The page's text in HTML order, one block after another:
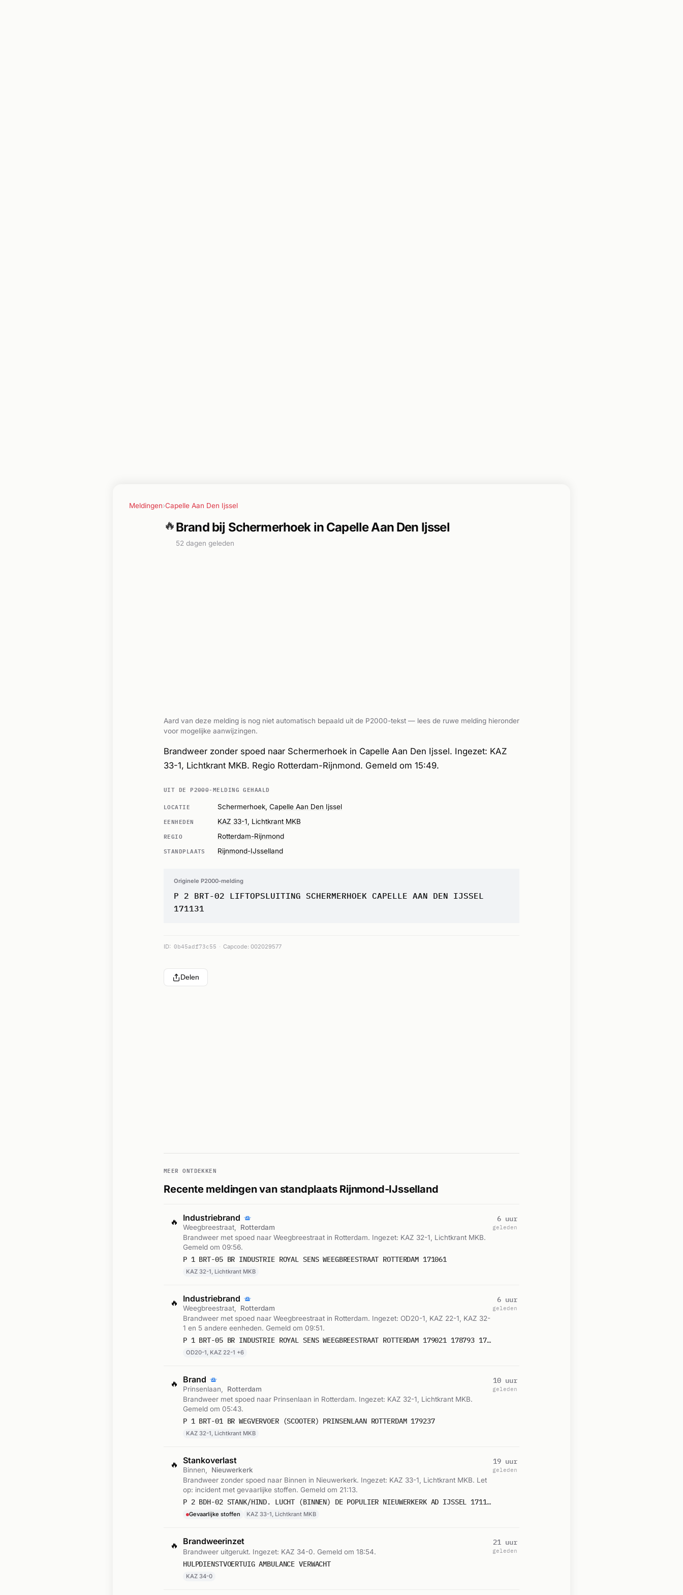
Meldingen›Capelle Aan Den Ijssel
🔥Brand bij Schermerhoek in Capelle Aan Den Ijssel
52 dagen geleden
Aard van deze melding is nog niet automatisch bepaald uit de P2000-tekst — lees de ruwe melding hieronder
voor mogelijke aanwijzingen.
Brandweer zonder spoed naar Schermerhoek in Capelle Aan Den Ijssel. Ingezet: KAZ
33-1, Lichtkrant MKB. Regio Rotterdam-Rijnmond. Gemeld om 15:49.
UIT DE P2000-MELDING GEHAALD
LOCATIE
Schermerhoek, Capelle Aan Den Ijssel
EENHEDEN KAZ 33-1 Lichtkrant MKB
REGIO Rotterdam-Rijnmond
STANDPLAATS Rijnmond-IJsselland
Originele P2000-melding
P 2 BRT-02 LIFTOPSLUITING SCHERMERHOEK CAPELLE AAN DEN IJSSEL
171131
ID: 0b45adf73c55 Capcode: 002029577
Delen
MEER ONTDEKKEN
Recente meldingen van standplaats Rijnmond-IJsselland
🔥 Industriebrand
Weegbreestraat,
Rotterdam
Brandweer met spoed naar Weegbreestraat in Rotterdam. Ingezet: KAZ 32-1, Lichtkrant MKB.
Gemeld om 09:56.
P 1 BRT-05 BR INDUSTRIE ROYAL SENS WEEGBREESTRAAT ROTTERDAM 171061
KAZ 32-1, Lichtkrant MKB
6 uur
geleden
🔥 Industriebrand
Weegbreestraat,
Rotterdam
Brandweer met spoed naar Weegbreestraat in Rotterdam. Ingezet: OD20-1, KAZ 22-1, KAZ 32-
1 en 5 andere eenheden. Gemeld om 09:51.
P 1 BRT-05 BR INDUSTRIE ROYAL SENS WEEGBREESTRAAT ROTTERDAM 179021 178793 170551 179237 179192
OD20-1, KAZ 22-1 +6
6 uur
geleden
🔥 Brand
Prinsenlaan,
Rotterdam
Brandweer met spoed naar Prinsenlaan in Rotterdam. Ingezet: KAZ 32-1, Lichtkrant MKB.
Gemeld om 05:43.
P 1 BRT-01 BR WEGVERVOER (SCOOTER) PRINSENLAAN ROTTERDAM 179237
KAZ 32-1, Lichtkrant MKB
10 uur
geleden
🔥 Stankoverlast
Binnen,
Nieuwerkerk
Brandweer zonder spoed naar Binnen in Nieuwerkerk. Ingezet: KAZ 33-1, Lichtkrant MKB. Let
op: incident met gevaarlijke stoffen. Gemeld om 21:13.
P 2 BDH-02 STANK/HIND. LUCHT (BINNEN) DE POPULIER NIEUWERKERK AD IJSSEL 171151
Gevaarlijke stoffen KAZ 33-1, Lichtkrant MKB
19 uur
geleden
🔥 Brandweerinzet
Brandweer uitgerukt. Ingezet: KAZ 34-0. Gemeld om 18:54.
HULPDIENSTVOERTUIG AMBULANCE VERWACHT
KAZ 34-0
21 uur
geleden